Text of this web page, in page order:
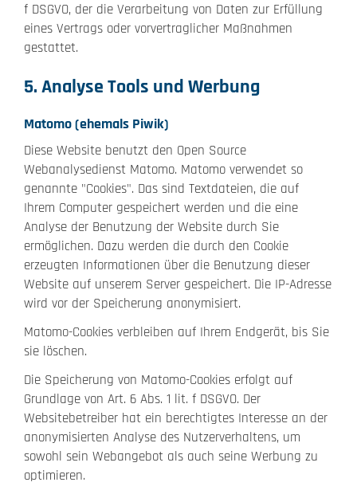
f DSGVO, der die Verarbeitung von Daten zur Erfüllung
eines Vertrags oder vorvertraglicher Maßnahmen
gestattet.
5. Analyse Tools und Werbung
Matomo (ehemals Piwik)
Diese Website benutzt den Open Source
Webanalysedienst Matomo. Matomo verwendet so
genannte "Cookies". Das sind Textdateien, die auf
Ihrem Computer gespeichert werden und die eine
Analyse der Benutzung der Website durch Sie
ermöglichen. Dazu werden die durch den Cookie
erzeugten Informationen über die Benutzung dieser
Website auf unserem Server gespeichert. Die IP-Adresse
wird vor der Speicherung anonymisiert.
Matomo-Cookies verbleiben auf Ihrem Endgerät, bis Sie
sie löschen.
Die Speicherung von Matomo-Cookies erfolgt auf
Grundlage von Art. 6 Abs. 1 lit. f DSGVO. Der
Websitebetreiber hat ein berechtigtes Interesse an der
anonymisierten Analyse des Nutzerverhaltens, um
sowohl sein Webangebot als auch seine Werbung zu
optimieren.